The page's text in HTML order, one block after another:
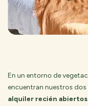
En un entorno de
encuentran nuestros
alquiler recién abiertos